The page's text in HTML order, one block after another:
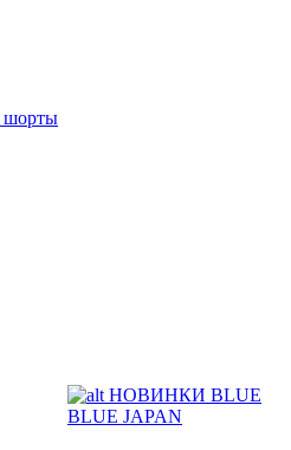
шорты
НОВИНКИ BLUE
BLUE JAPAN